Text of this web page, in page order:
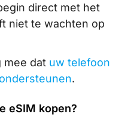
direct met het
niet te wachten op
mee dat uw telefoon
.
eSIM kopen?